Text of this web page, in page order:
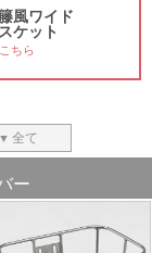
風ワイド
ケット
ちら
全て
ー